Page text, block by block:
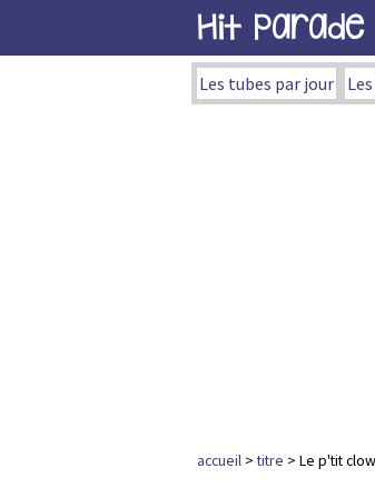
Hit Parade
Les tubes par jour
accueil >titre > Le p'tit